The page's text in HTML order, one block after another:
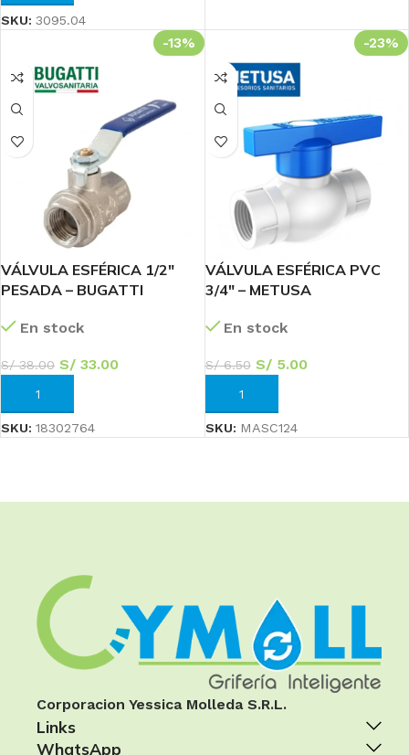
SKU: 3095.04
-13%
VÁLVULA ESFÉRICA 1/2″
PESADA – BUGATTI
En stock
S/38.00 S/ 33.00
AÑADIR AL CARRITO
SKU: 18302764
-23%
VÁLVULA ESFÉRICA PVC
3/4″ – METUSA
En stock
S/6.50 S/5.00
AÑADIR AL CARRITO
SKU: MASC124
Corporacion Yessica Molleda S.R.L.
Links
WhatsApp